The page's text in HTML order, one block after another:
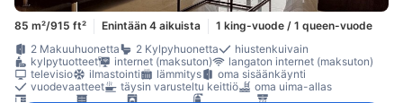
85 m²/915 ft² Enintään 4 aikuista
1 king-vuode / 1 queen-vuode
2 Makuuhuonetta
2 Kylpyhuonetta
hiustenkuivain
kylpytuotteet
internet (maksuton)
langaton internet (maksuton)
televisio
ilmastointi lämmitys
oma sisäänkäynti
vuodevaatteet
täysin varusteltu keittiö
oma uima-allas